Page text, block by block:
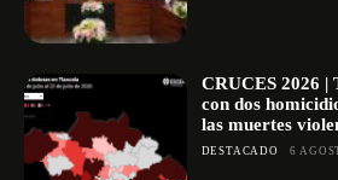
CRUCES 2026 |
con dos
las muertes
DESTACADO 6